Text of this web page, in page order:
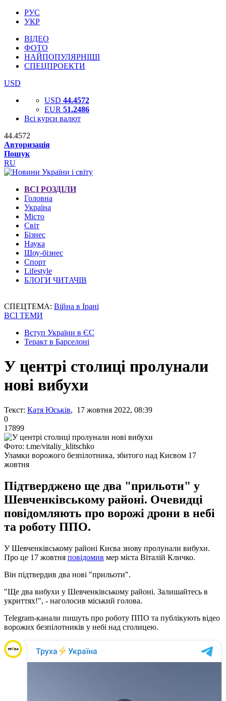
РУС
УКР
ВІДЕО
ФОТО
НАЙПОПУЛЯРНІШІ
СПЕЦПРОЕКТИ
USD
USD 44.4572
EUR 51.2486
Всі курси валют
44.4572
Авторизація
Пошук
RU
ВСІ РОЗДІЛИ
Головна
Україна
Місто
Світ
Бізнес
Наука
Шоу-бізнес
Спорт
Lifestyle
БЛОГИ ЧИТАЧІВ
СПЕЦТЕМА: Війна в Ірані
ВСІ ТЕМИ
Вступ України в ЄС
Теракт в Барселоні
У центрі столиці пролунали
нові вибухи
Текст: Катя Юськів, 17 жовтня 2022, 08:39
0
17899
Фото: t.me/vitaliy_klitschko
Уламки ворожого безпілотника, збитого над Києвом 17
жовтня
Підтверджено ще два "прильоти" у
Шевченківському районі. Очевидці
повідомляють про ворожі дрони в небі
та роботу ППО.
У Шевченківському районі Києва знову пролунали вибухи.
Про це 17 жовтня повідомив мер міста Віталій Кличко.
Він підтвердив два нові "прильоти".
"Ще два вибухи у Шевченківському районі. Залишайтесь в
укриттях!", - наголосив міський голова.
Telegram-канали пишуть про роботу ППО та публікують відео
ворожих безпілотників у небі над столицею.